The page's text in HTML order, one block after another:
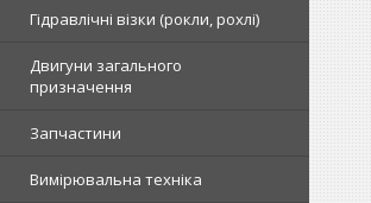
Гідравлічні візки (рокли, рохлі)
Двигуни загального
призначення
Запчастини
Вимірювальна техніка